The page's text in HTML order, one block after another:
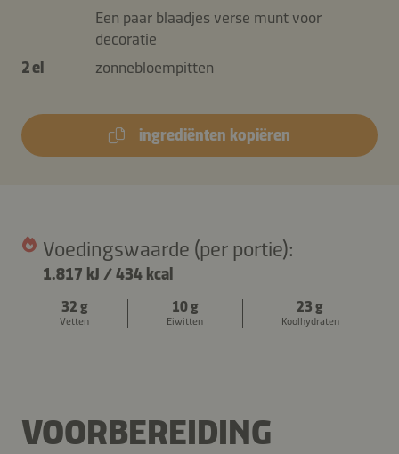
Een paar blaadjes verse munt voor
decoratie
2 el
zonnebloempitten
ingrediënten kopiëren
Voedingswaarde (per portie):
1.817 kJ /434 kcal
32 g
Vetten
10 g
Eiwitten
23 g
Koolhydraten
VOORBEREIDING